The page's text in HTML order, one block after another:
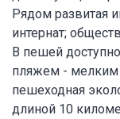
Рядом развитая
интернат;
В пешей
пляжем - мелким
пешеходная
длиной 10